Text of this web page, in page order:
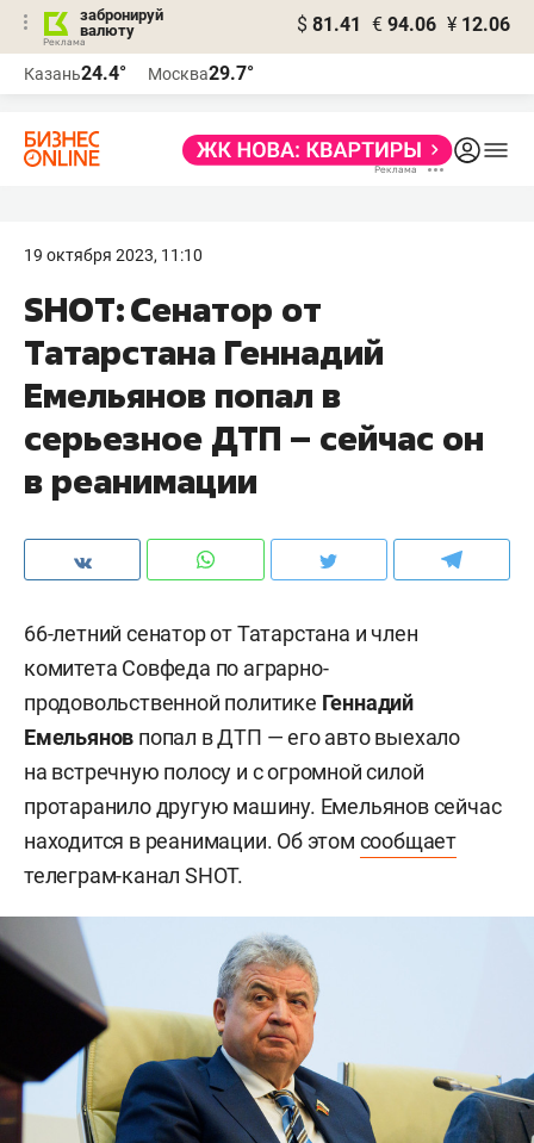
забронируй
валюту
$ 81.41 € 94.06 ¥ 12.06
Казань24.4° Москва29.7°
19 октября 2023, 11:10
SHOT: Сенатор от
Татарстана Геннадий
Емельянов попал в
серьезное ДТП – сейчас он
в реанимации
66-летний сенатор от Татарстана и член
комитета Совфеда по аграрно-
продовольственной политике Геннадий
Емельянов попал в ДТП — его авто выехало
на встречную полосу и с огромной силой
протаранило другую машину. Емельянов сейчас
находится в реанимации. Об этом сообщает
телеграм-канал SHOT.